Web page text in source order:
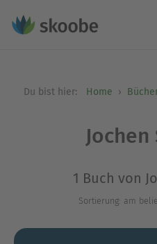
Du bist hier: Home
1 Buch von
Sortierung: am